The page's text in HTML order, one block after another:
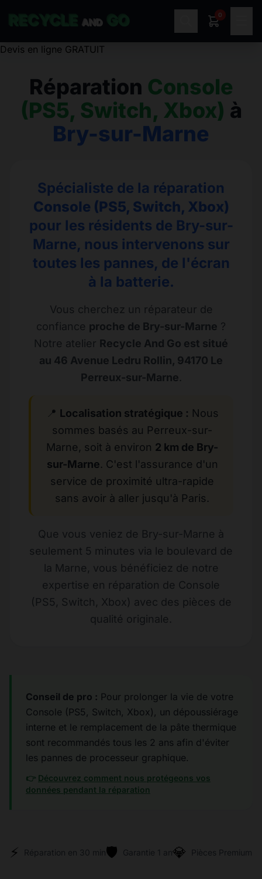
AND
0
Réparation Console
(PS5, Switch, Xbox) à
Bry-sur-Marne
Spécialiste de la réparation
Console (PS5, Switch, Xbox)
pour les résidents de Bry-sur-
Marne, nous intervenons sur
toutes les pannes, de l'écran
à la batterie.
Vous cherchez un réparateur de
confiance proche de Bry-sur-Marne ?
Notre atelier Recycle And Go est situé
au 46 Avenue Ledru Rollin, 94170 Le
Perreux-sur-Marne.
📍 Localisation stratégique : Nous
sommes basés au Perreux-sur-
Marne, soit à environ 2 km de Bry-
sur-Marne. C'est l'assurance d'un
service de proximité ultra-rapide
sans avoir à aller jusqu'à Paris.
Que vous veniez de Bry-sur-Marne à
seulement 5 minutes via le boulevard de
la Marne, vous bénéficiez de notre
expertise en réparation de Console
(PS5, Switch, Xbox) avec des pièces de
qualité originale.
Conseil de pro : Pour prolonger la vie de votre
Console (PS5, Switch, Xbox), un dépoussiérage
interne et le remplacement de la pâte thermique
sont recommandés tous les 2 ans afin d'éviter
les pannes de processeur graphique.
👉 Découvrez comment nous protégeons vos
données pendant la réparation
⚡ Réparation en 30 min🛡️ Garantie 1 an💎 Pièces Premium